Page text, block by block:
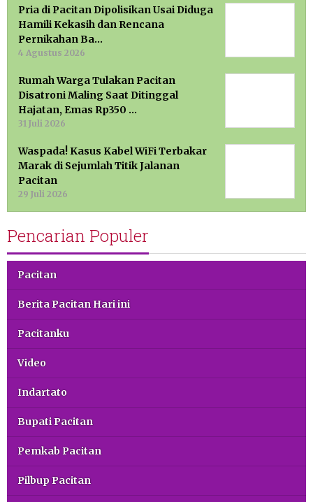
Pria di Pacitan Dipolisikan Usai Diduga
Hamili Kekasih dan Rencana
Pernikahan Ba…
4 Agustus 2026
Rumah Warga Tulakan Pacitan
Disatroni Maling Saat Ditinggal
Hajatan, Emas Rp350 …
31 Juli 2026
Waspada! Kasus Kabel WiFi Terbakar
Marak di Sejumlah Titik Jalanan
Pacitan
29 Juli 2026
Pencarian Populer
Pacitan
Berita Pacitan Hari ini
Pacitanku
Video
Indartato
Bupati Pacitan
Pemkab Pacitan
Pilbup Pacitan